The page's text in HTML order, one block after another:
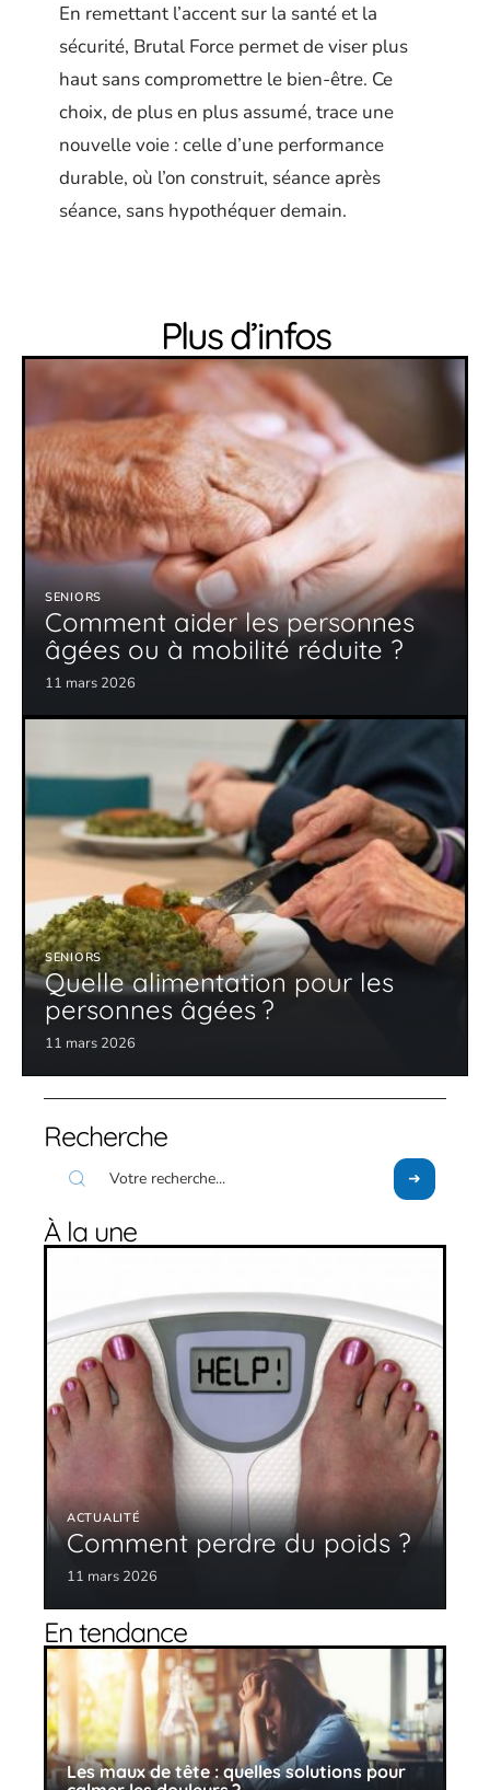
En remettant l’accent sur la santé et la
sécurité, Brutal Force permet de viser plus
haut sans compromettre le bien-être. Ce
choix, de plus en plus assumé, trace une
nouvelle voie : celle d’une performance
durable, où l’on construit, séance après
séance, sans hypothéquer demain.
Plus d’infos
SENIORS
Comment aider les personnes
âgées ou à mobilité réduite ?
11 mars 2026
SENIORS
Quelle alimentation pour les
personnes âgées ?
11 mars 2026
Recherche
À la une
ACTUALITÉ
Comment perdre du poids ?
11 mars 2026
En tendance
Les maux de tête : quelles solutions pour